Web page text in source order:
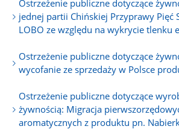
Ostrzeżenie publiczne dotyczące
jednej partii Chińskiej Przyprawy Pięć
LOBO ze względu na wykrycie tlenku
Ostrzeżenie publiczne dotyczące
wycofanie ze sprzedaży w Polsce
Ostrzeżenie publiczne dotyczące
żywnością: Migracja
aromatycznych z produktu pn.